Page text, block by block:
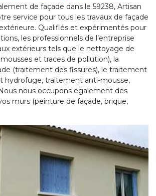
de façade dans le 59238, Artisan
service pour tous les travaux de façade
Qualifiés et expérimentés pour
les professionnels de l’entreprise
extérieurs tels que le nettoyage de
et traces de pollution), la
(traitement des fissures), le traitement
hydrofuge, traitement anti-mousse,
nous occupons également des
murs (peinture de façade, brique,